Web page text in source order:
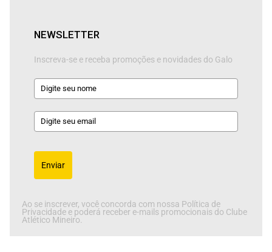
NEWSLETTER
Inscreva-se e receba promoções e novidades do Galo
Enviar
Ao se inscrever, você concorda com nossa Política de
Privacidade e poderá receber e-mails promocionais do Clube
Atlético Mineiro.